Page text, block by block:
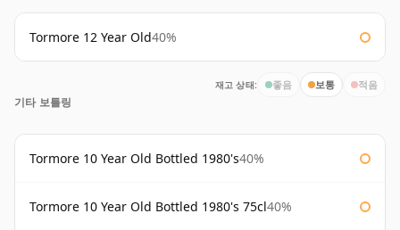
Tormore 12 Year Old40%
재고 상태: 좋음 보통 적음
기타 보틀링
Tormore 10 Year Old Bottled 1980's40%
Tormore 10 Year Old Bottled 1980's 75cl40%